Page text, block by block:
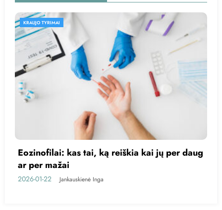
KRAUJO TYRIMAI
Kas yra trigliceridai?
2026-01-20